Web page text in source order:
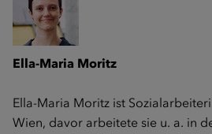
Ella-Maria
Ella-Maria Moritz ist
Wien, davor arbeitete sie u. a. in